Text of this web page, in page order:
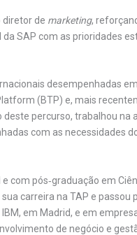
diretor de marketing,
SAP com as prioridades
desempenhadas
(BTP) e, mais
percurso, trabalhou na
com as necessidades
com pós‑graduação em
carreira na TAP e passou
em Madrid, e em
de negócio e